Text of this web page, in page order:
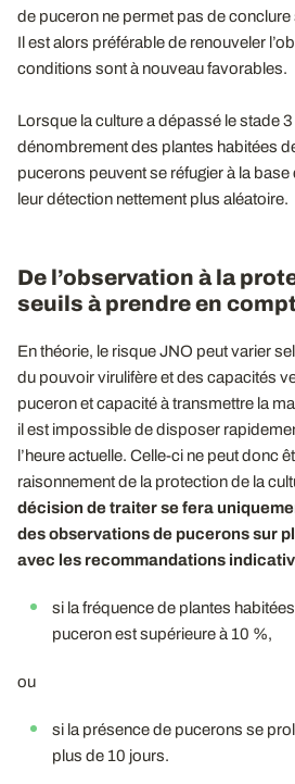
de puceron ne permet pas de conclure
Il est alors préférable de renouveler
conditions sont à nouveau favorables.
Lorsque la culture a dépassé le stade 3
dénombrement des plantes habitées
pucerons peuvent se réfugier à la
leur détection nettement plus aléatoire.
De l’observation à la
seuils à prendre en
En théorie, le risque JNO peut varier
du pouvoir virulifère et des capacités
puceron et capacité à transmettre la
il est impossible de disposer
l’heure actuelle. Celle-ci ne peut donc
raisonnement de la protection de la
décision de traiter se fera
des observations de pucerons sur
avec les recommandations
si la fréquence de plantes
puceron est supérieure à 10 %,
ou
si la présence de pucerons se
plus de 10 jours.